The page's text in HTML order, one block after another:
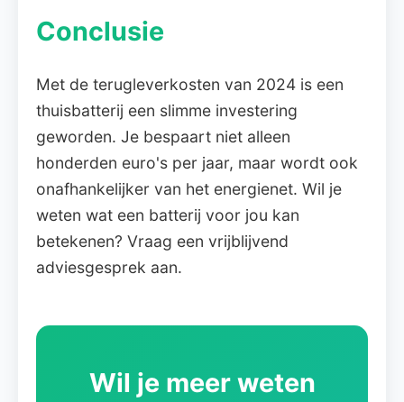
Conclusie
Met de terugleverkosten van 2024 is een
thuisbatterij een slimme investering
geworden. Je bespaart niet alleen
honderden euro's per jaar, maar wordt ook
onafhankelijker van het energienet. Wil je
weten wat een batterij voor jou kan
betekenen? Vraag een vrijblijvend
adviesgesprek aan.
Wil je meer weten